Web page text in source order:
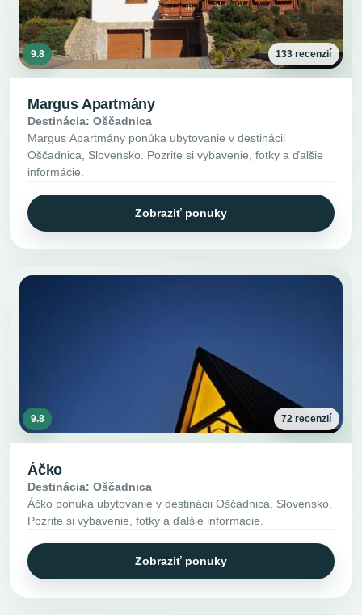
9.8 133 recenzií
Margus Apartmány
Destinácia: Oščadnica
Margus Apartmány ponúka ubytovanie v destinácii
Oščadnica, Slovensko. Pozrite si vybavenie, fotky a ďalšie
informácie.
Zobraziť ponuky
9.8 72 recenzií
Áčko
Destinácia: Oščadnica
Áčko ponúka ubytovanie v destinácii Oščadnica, Slovensko.
Pozrite si vybavenie, fotky a ďalšie informácie.
Zobraziť ponuky